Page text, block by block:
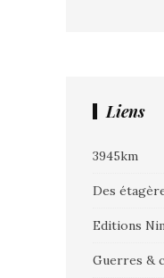
Liens
3945km
Des
Editions
Guerres &